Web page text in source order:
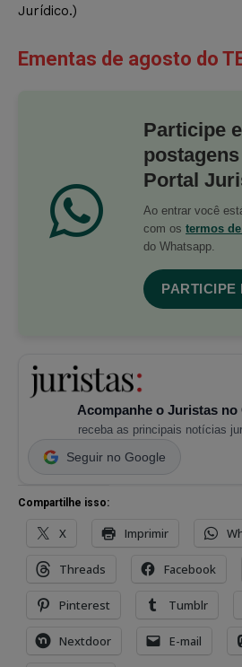
Jurídico.)
Ementas de agosto do
Participe
Portal
Ao entrar você
com os termos
do Whatsapp.
Acompanhe o Juristas no
receba as principais notícias
Seguir no Google
Compartilhe isso:
X Imprimir
Threads Facebook
Pinterest Tumblr
Nextdoor E-mail